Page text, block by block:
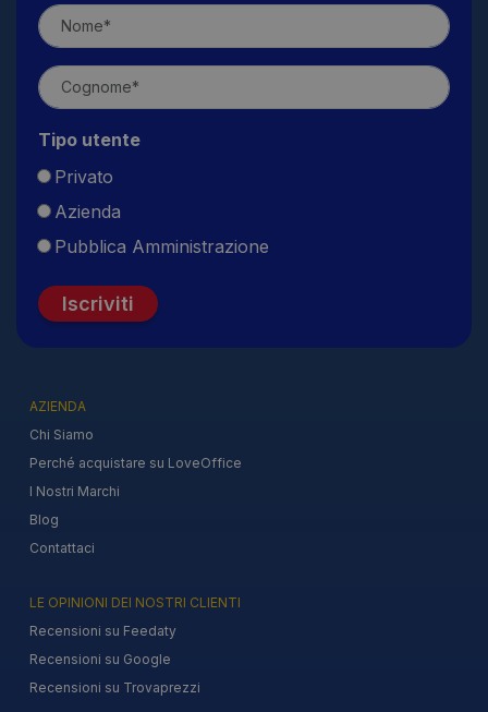
Tipo utente
Privato
Azienda
Pubblica Amministrazione
Iscriviti
AZIENDA
Chi Siamo
Perché acquistare su LoveOffice
I Nostri Marchi
Blog
Contattaci
LE OPINIONI DEI NOSTRI CLIENTI
Recensioni su Feedaty
Recensioni su Google
Recensioni su Trovaprezzi